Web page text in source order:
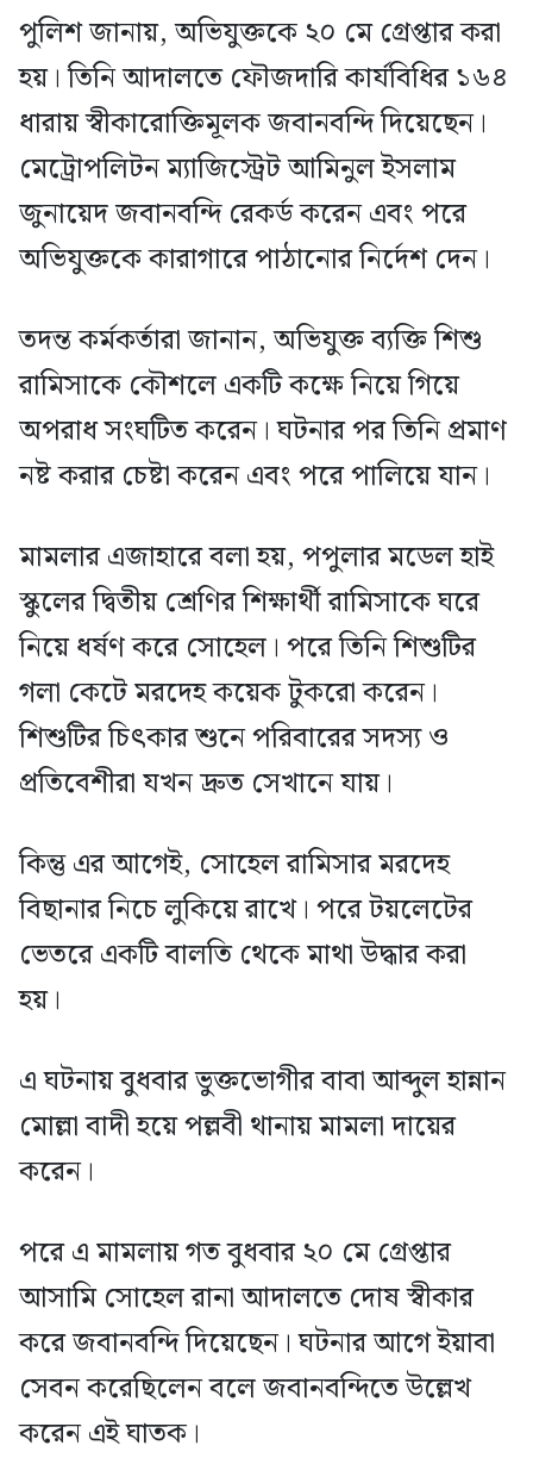
পুলিশ জানায়, অভিযুক্তকে ২০ মে গ্রেপ্তার করা
হয়। তিনি আদালতে ফৌজদারি কার্যবিধির ১৬৪
ধারায় স্বীকারোক্তিমূলক জবানবন্দি দিয়েছেন।
মেট্রোপলিটন ম্যাজিস্ট্রেট আমিনুল ইসলাম
জুনায়েদ জবানবন্দি রেকর্ড করেন এবং পরে
অভিযুক্তকে কারাগারে পাঠানোর নির্দেশ দেন।
তদন্ত কর্মকর্তারা জানান, অভিযুক্ত ব্যক্তি শিশু
রামিসাকে কৌশলে একটি কক্ষে নিয়ে গিয়ে
অপরাধ সংঘটিত করেন। ঘটনার পর তিনি প্রমাণ
নষ্ট করার চেষ্টা করেন এবং পরে পালিয়ে যান।
মামলার এজাহারে বলা হয়, পপুলার মডেল হাই
স্কুলের দ্বিতীয় শ্রেণির শিক্ষার্থী রামিসাকে ঘরে
নিয়ে ধর্ষণ করে সোহেল। পরে তিনি শিশুটির
গলা কেটে মরদেহ কয়েক টুকরো করেন।
শিশুটির চিৎকার শুনে পরিবারের সদস্য ও
প্রতিবেশীরা যখন দ্রুত সেখানে যায়।
কিন্তু এর আগেই, সোহেল রামিসার মরদেহ
বিছানার নিচে লুকিয়ে রাখে। পরে টয়লেটের
ভেতরে একটি বালতি থেকে মাথা উদ্ধার করা
হয়।
এ ঘটনায় বুধবার ভুক্তভোগীর বাবা আব্দুল হান্নান
মোল্লা বাদী হয়ে পল্লবী থানায় মামলা দায়ের
করেন।
পরে এ মামলায় গত বুধবার ২০ মে গ্রেপ্তার
আসামি সোহেল রানা আদালতে দোষ স্বীকার
করে জবানবন্দি দিয়েছেন। ঘটনার আগে ইয়াবা
সেবন করেছিলেন বলে জবানবন্দিতে উল্লেখ
করেন এই ঘাতক।